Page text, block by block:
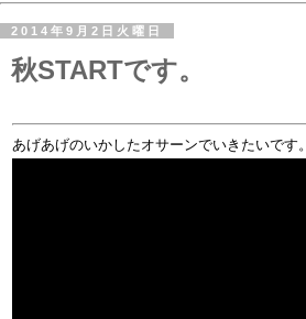
2014年9月2日火曜日
秋STARTです。
あげあげのいかしたオサーンでいきたいです。